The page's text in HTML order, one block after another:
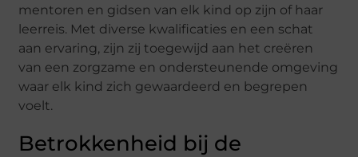
mentoren en gidsen van elk kind op zijn of haar
leerreis. Met diverse kwalificaties en een schat
aan ervaring, zijn zij toegewijd aan het creëren
van een zorgzame en ondersteunende omgeving
waar elk kind zich gewaardeerd en begrepen
voelt.
Betrokkenheid bij de